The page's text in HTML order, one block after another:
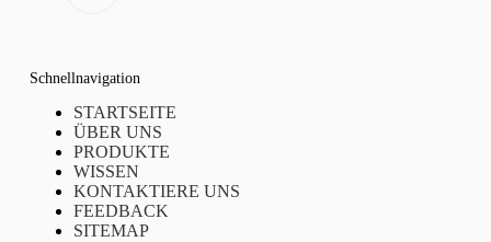
Schnellnavigation
STARTSEITE
ÜBER UNS
PRODUKTE
WISSEN
KONTAKTIERE UNS
FEEDBACK
SITEMAP